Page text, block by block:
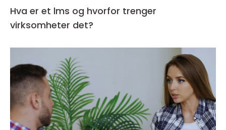
Hva er et lms og hvorfor trenger
virksomheter det?